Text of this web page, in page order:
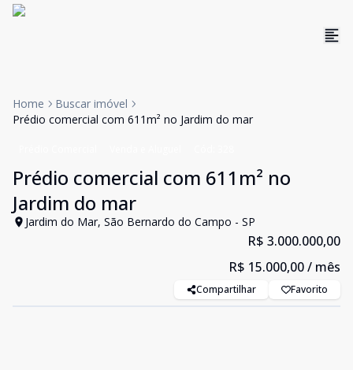
Home
Buscar imóvel
Prédio comercial com 611m² no Jardim do mar
Prédio comercial com 611m² no
Jardim do mar
Jardim do Mar, São Bernardo do Campo - SP
R$ 3.000.000,00
R$ 15.000,00/ mês
Compartilhar Favorito